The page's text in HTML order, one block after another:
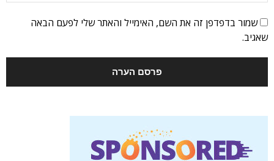
שמור בדפדפן זה את השם, האימייל והאתר שלי לפעם הבאה
שאגיב.